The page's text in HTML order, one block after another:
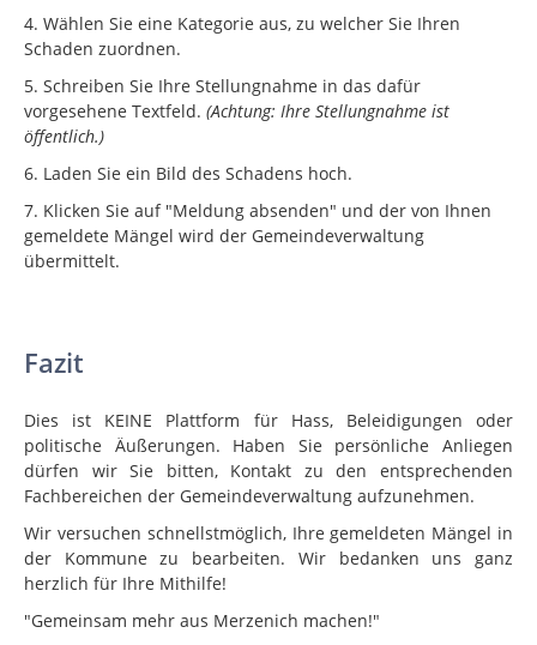
4. Wählen Sie eine Kategorie aus, zu welcher Sie Ihren
Schaden zuordnen.
5. Schreiben Sie Ihre Stellungnahme in das dafür
vorgesehene Textfeld. (Achtung: Ihre Stellungnahme ist
öffentlich.)
6. Laden Sie ein Bild des Schadens hoch.
7. Klicken Sie auf "Meldung absenden" und der von Ihnen
gemeldete Mängel wird der Gemeindeverwaltung
übermittelt.
Fazit
Dies ist KEINE Plattform für Hass, Beleidigungen oder
politische Äußerungen. Haben Sie persönliche Anliegen
dürfen wir Sie bitten, Kontakt zu den entsprechenden
Fachbereichen der Gemeindeverwaltung aufzunehmen.
Wir versuchen schnellstmöglich, Ihre gemeldeten Mängel in
der Kommune zu bearbeiten. Wir bedanken uns ganz
herzlich für Ihre Mithilfe!
"Gemeinsam mehr aus Merzenich machen!"